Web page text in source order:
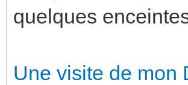
quelques
Une visite de mon